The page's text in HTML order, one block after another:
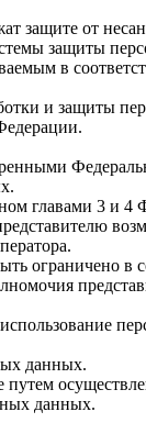
от
защиты
в
и защиты
главами 3
ограничено в
данных.
данных.